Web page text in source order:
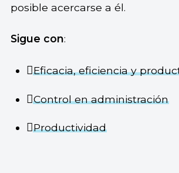
posible acercarse a él.
Sigue con:
Eficacia, eficiencia y
Control en administración
Productividad